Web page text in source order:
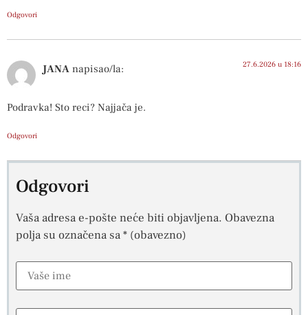
Odgovori
JANA napisao/la: 27.6.2026 u 18:16
Podravka! Sto reci? Najjača je.
Odgovori
Odgovori
Vaša adresa e-pošte neće biti objavljena. Obavezna
polja su označena sa* (obavezno)